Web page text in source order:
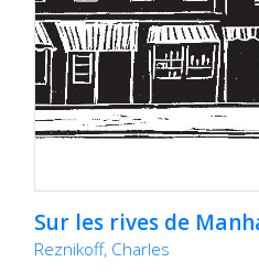
Sur les rives de
Reznikoff, Charles